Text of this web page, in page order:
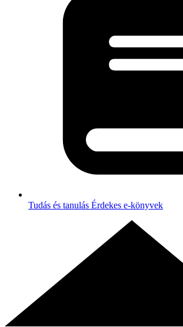
Tudás és tanulás Érdekes e-könyvek